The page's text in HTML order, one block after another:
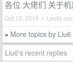
各位 大佬们 关于
Oct 10, 2019 • Lastly
» More topics by Liu6
Liu6's recent replies